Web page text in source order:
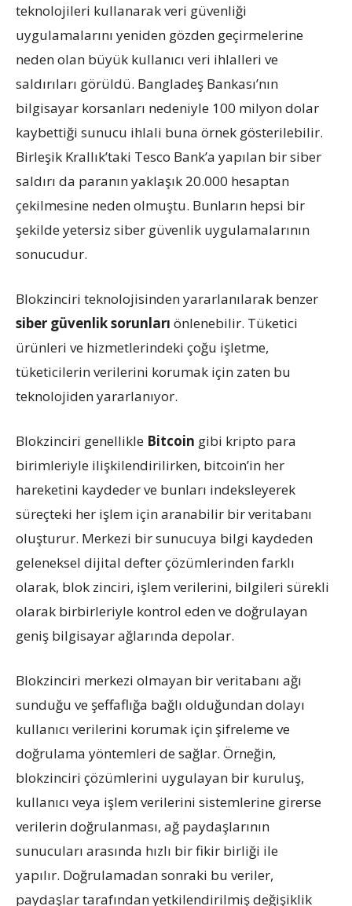
teknolojileri kullanarak veri güvenliği
uygulamalarını yeniden gözden geçirmelerine
neden olan büyük kullanıcı veri ihlalleri ve
saldırıları görüldü. Bangladeş Bankası’nın
bilgisayar korsanları nedeniyle 100 milyon dolar
kaybettiği sunucu ihlali buna örnek gösterilebilir.
Birleşik Krallık’taki Tesco Bank’a yapılan bir siber
saldırı da paranın yaklaşık 20.000 hesaptan
çekilmesine neden olmuştu. Bunların hepsi bir
şekilde yetersiz siber güvenlik uygulamalarının
sonucudur.
Blokzinciri teknolojisinden yararlanılarak benzer
siber güvenlik sorunları önlenebilir. Tüketici
ürünleri ve hizmetlerindeki çoğu işletme,
tüketicilerin verilerini korumak için zaten bu
teknolojiden yararlanıyor.
Blokzinciri genellikle Bitcoin gibi kripto para
birimleriyle ilişkilendirilirken, bitcoin’in her
hareketini kaydeder ve bunları indeksleyerek
süreçteki her işlem için aranabilir bir veritabanı
oluşturur. Merkezi bir sunucuya bilgi kaydeden
geleneksel dijital defter çözümlerinden farklı
olarak, blok zinciri, işlem verilerini, bilgileri sürekli
olarak birbirleriyle kontrol eden ve doğrulayan
geniş bilgisayar ağlarında depolar.
Blokzinciri merkezi olmayan bir veritabanı ağı
sunduğu ve şeffaflığa bağlı olduğundan dolayı
kullanıcı verilerini korumak için şifreleme ve
doğrulama yöntemleri de sağlar. Örneğin,
blokzinciri çözümlerini uygulayan bir kuruluş,
kullanıcı veya işlem verilerini sistemlerine girerse
verilerin doğrulanması, ağ paydaşlarının
sunucuları arasında hızlı bir fikir birliği ile
yapılır. Doğrulamadan sonraki bu veriler,
paydaşlar tarafından yetkilendirilmiş değişiklik